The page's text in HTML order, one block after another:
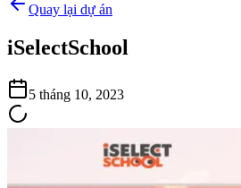
Quay lại dự án
iSelectSchool
5 tháng 10, 2023